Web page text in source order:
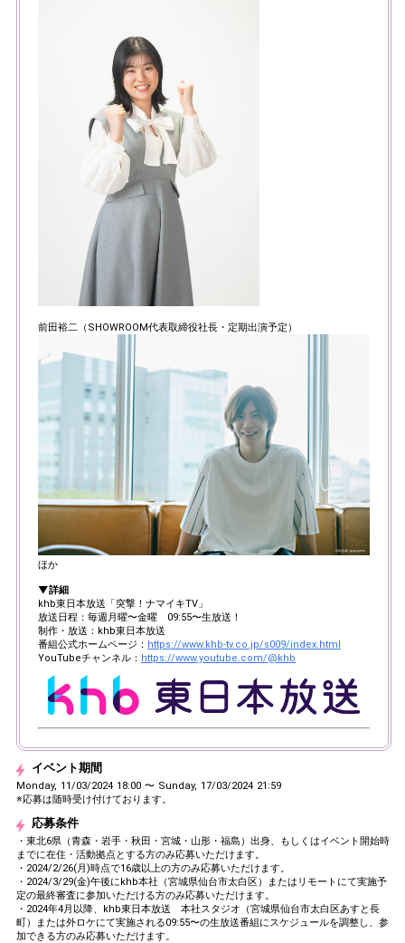
前田裕二（SHOWROOM代表取締役社長・定期出演予定）
ほか
▼詳細
khb東日本放送「突撃！ナマイキTV」
放送日程：毎週月曜〜金曜 09:55〜生放送！
制作・放送：khb東日本放送
番組公式ホームページ： https://www.khb-tv.co.jp/s009/index.html
YouTubeチャンネル： https://www.youtube.com/@khb
イベント期間
Monday, 11/03/2024 18:00 〜 Sunday, 17/03/2024 21:59
※応募は随時受け付けております。
応募条件
・東北6県（青森・岩手・秋田・宮城・山形・福島）出身、もしくはイベント開始時
までに在住・活動拠点とする方のみ応募いただけます。
・2024/2/26(月)時点で16歳以上の方のみ応募いただけます。
・2024/3/29(金)午後にkhb本社（宮城県仙台市太白区）またはリモートにて実施予
定の最終審査に参加いただける方のみ応募いただけます。
・2024年4月以降、khb東日本放送 本社スタジオ（宮城県仙台市太白区あすと長
町）または外ロケにて実施される09:55〜の生放送番組にスケジュールを調整し、参
加できる方のみ応募いただけます。